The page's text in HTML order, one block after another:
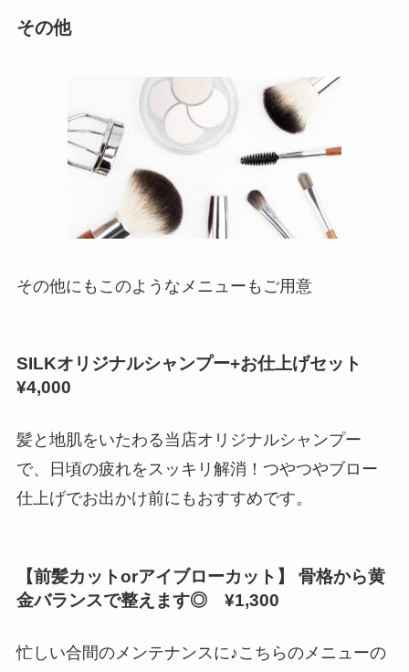
その他
その他にもこのようなメニューもご用意
SILKオリジナルシャンプー+お仕上げセット
¥4,000
髪と地肌をいたわる当店オリジナルシャンプー
で、日頃の疲れをスッキリ解消！つやつやブロー
仕上げでお出かけ前にもおすすめです。
【前髪カットorアイブローカット】 骨格から黄
金バランスで整えます◎ ¥1,300
忙しい合間のメンテナンスに♪こちらのメニューの